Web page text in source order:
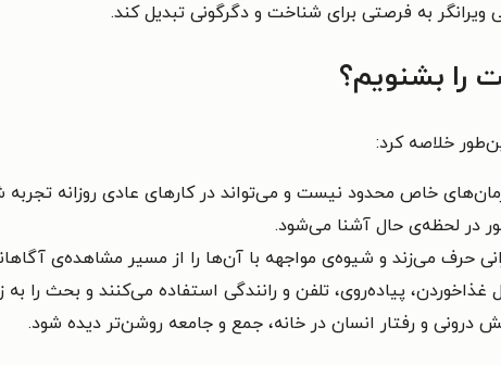
به فرصتی برای شناخت و دگرگونی تبدیل کند.
را بشنویم؟
خلاصه کرد:
خاص محدود نیست و می‌تواند در کارهای عادی روزانه تجربه
در لحظه‌ی حال آشنا می‌شود.
حرف می‌زند و شیوه‌ی مواجهه با آن‌ها را از مسیر مشاهده‌ی
پیاده‌روی، تلفن و رانندگی استفاده می‌کنند و بحث را به
و رفتار انسان در خانه، جمع و جامعه روشن‌تر دیده شود.